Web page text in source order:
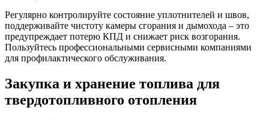
Регулярно контролируйте состояние уплотнителей и швов,
поддерживайте чистоту камеры сгорания и дымохода – это
предупреждает потерю КПД и снижает риск возгорания.
Пользуйтесь профессиональными сервисными компаниями
для профилактического обслуживания.
Закупка и хранение топлива для
твердотопливного отопления